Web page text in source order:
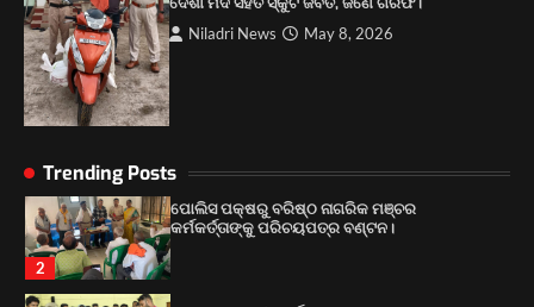
Niladri News May 8, 2026
Trending Posts
1
ଚାଲୁଛି କାମ, ଧସିଯାଉଛି ରାସ୍ତା ! ନିମ୍ନମାନର କାମକରି
ହରିଲୁଟ କରୁଛି ଠିକାଦାର ! କାହିଁକି ଚୁପ ବସିଛନ୍ତି
2
କର୍ମକର୍ତ୍ତାଙ୍କୁ ପରିଚୟପତ୍ର ବଣ୍ଟନ।
3
କେନ୍ଦ୍ରମନ୍ତ୍ରୀ ଧର୍ମେନ୍ଦ୍ର ପ୍ରଧାନଙ୍କ ୫୮ ତମ
ଜନ୍ମଦିନ ଉପଲକ୍ଷେ ବିଶାଳ ରକ୍ତଦାନ ଶିବିର।